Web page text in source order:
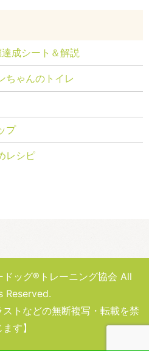
成シート＆解説
ちゃんのトイレ
プ
レシピ
ッグ®トレーニング協会 All
Reserved.
ストなどの無断複写・転載を禁
ます】